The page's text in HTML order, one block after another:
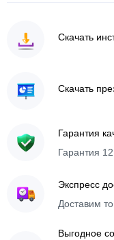
Скачать
Скачать
Гарантия
Гарантия
Экспресс
Доставим
Выгодное